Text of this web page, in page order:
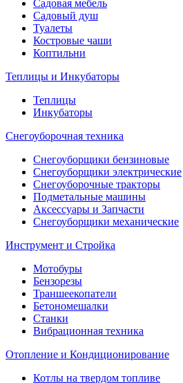
Садовая мебель
Садовый душ
Туалеты
Костровые чаши
Коптильни
Теплицы и Инкубаторы
Теплицы
Инкубаторы
Снегоуборочная техника
Снегоуборщики бензиновые
Снегоуборщики электрические
Снегоуборочные тракторы
Подметальные машины
Аксессуары и Запчасти
Снегоуборщики механические
Инструмент и Стройка
Мотобуры
Бензорезы
Траншеекопатели
Бетономешалки
Станки
Вибрационная техника
Отопление и Кондиционирование
Котлы на твердом топливе